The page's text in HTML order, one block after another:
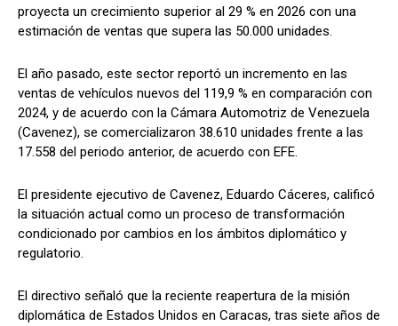
proyecta un crecimiento superior al 29 % en 2026 con una
estimación de ventas que supera las 50.000 unidades.
El año pasado, este sector reportó un incremento en las
ventas de vehículos nuevos del 119,9 % en comparación con
2024, y de acuerdo con la Cámara Automotriz de Venezuela
(Cavenez), se comercializaron 38.610 unidades frente a las
17.558 del periodo anterior, de acuerdo con EFE.
El presidente ejecutivo de Cavenez, Eduardo Cáceres, calificó
la situación actual como un proceso de transformación
condicionado por cambios en los ámbitos diplomático y
regulatorio.
El directivo señaló que la reciente reapertura de la misión
diplomática de Estados Unidos en Caracas, tras siete años de